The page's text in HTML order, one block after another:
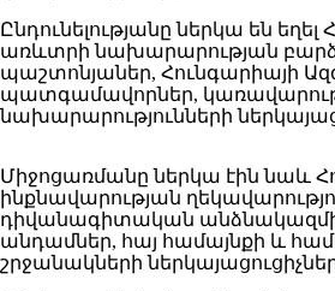
Ընդունելությանը ներկա են
առևտրի նախարարության
պաշտոնյաներ, Հունգարիայի
պատգամավորներ,
նախարարությունների
Միջոցառմանը ներկա էին նաև
ինքնավարության
դիվանագիտական
անդամներ, հայ համայնքի և
շրջանակների